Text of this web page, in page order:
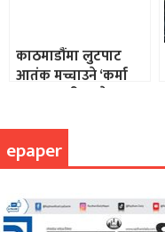
काठमाडौंमा लुटपाट
आतंक मच्चाउने ‘कर्मा
समूह’ यसरी पर्‍याे पक्राउ
epaper